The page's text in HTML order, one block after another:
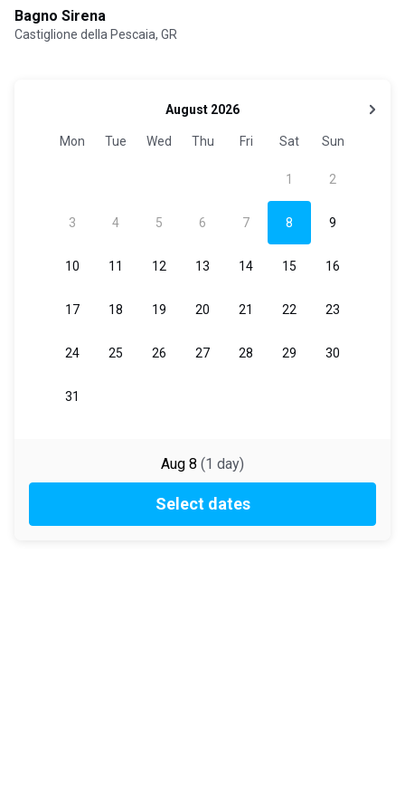
Bagno Sirena
Castiglione della Pescaia, GR
Aug 8 (1 day)
Select dates